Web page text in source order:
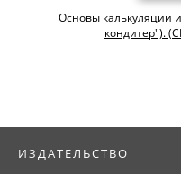
Основы калькуляции
кондитер").
ИЗДАТЕЛЬСТВО